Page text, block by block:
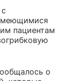
пациентам
о